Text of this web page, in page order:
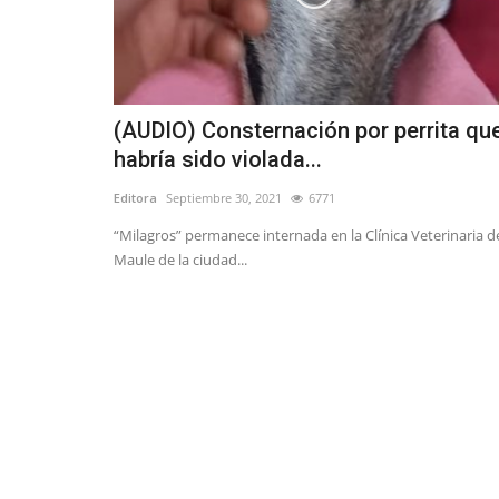
(AUDIO) Consternación por perrita
habría sido violada...
Editora Septiembre 30, 2021 6771
“Milagros” permanece internada en la Clínica Veterinaria
Maule de la ciudad...